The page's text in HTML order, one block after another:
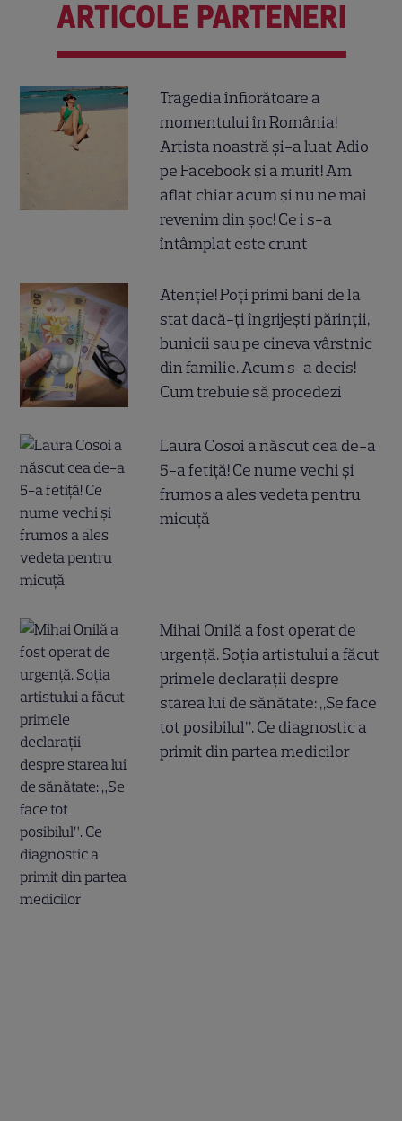
ARTICOLE PARTENERI
Tragedia înfiorătoare a
momentului în România!
Artista noastră și-a luat Adio
pe Facebook și a murit! Am
aflat chiar acum și nu ne mai
revenim din șoc! Ce i s-a
întâmplat este crunt
Atenție! Poți primi bani de la
stat dacă-ți îngrijești părinții,
bunicii sau pe cineva vârstnic
din familie. Acum s-a decis!
Cum trebuie să procedezi
Laura Cosoi a născut cea de-a
5-a fetiță! Ce nume vechi și
frumos a ales vedeta pentru
micuță
Mihai Onilă a fost operat de
urgență. Soția artistului a făcut
primele declarații despre
starea lui de sănătate: „Se face
tot posibilul”. Ce diagnostic a
primit din partea medicilor